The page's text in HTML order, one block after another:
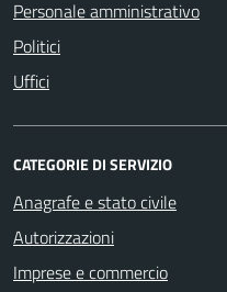
Personale amministrativo
Politici
Uffici
CATEGORIE DI SERVIZIO
Anagrafe e stato civile
Autorizzazioni
Imprese e commercio